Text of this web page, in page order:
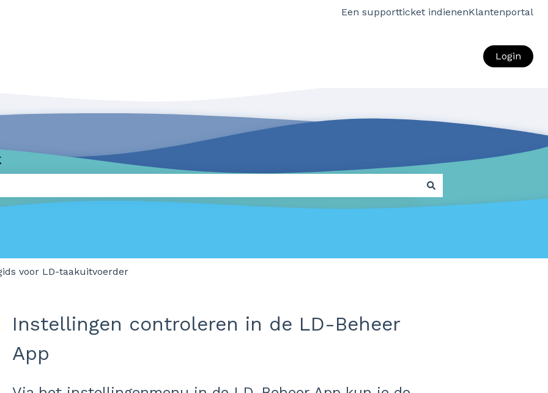
Een supportticket indienenKlantenportal
Login
is leeg.
voor LD-taakuitvoerder
Instellingen controleren in de LD-Beheer
App